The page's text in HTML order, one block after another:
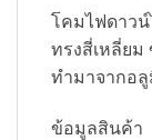
โคมไฟดาวน์
ทรงสี่เหลี่ยม
ทำมาจากอ
ข้อมูลสินค้า